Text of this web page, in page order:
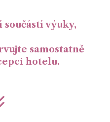
výuky,
samostatně
hotelu.